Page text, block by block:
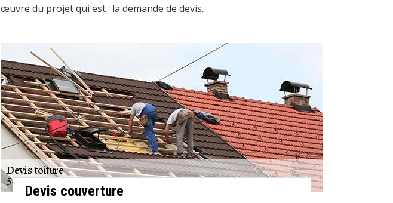
œuvre du projet qui est : la demande de devis.
Devis couverture